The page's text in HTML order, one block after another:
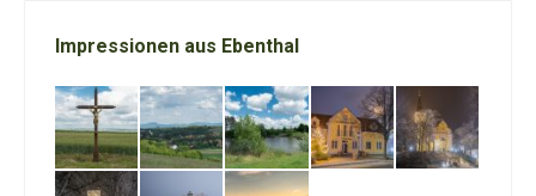
Impressionen aus Ebenthal